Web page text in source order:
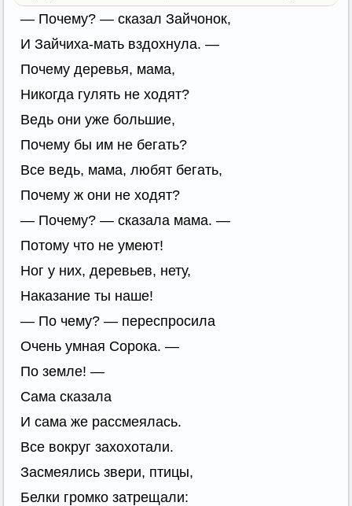
— Почему? — сказал Зайчонок,
И Зайчиха-мать вздохнула. —
Почему деревья, мама,
Никогда гулять не ходят?
Ведь они уже большие,
Почему бы им не бегать?
Все ведь, мама, любят бегать,
Почему ж они не ходят?
— Почему? — сказала мама. —
Потому что не умеют!
Ног у них, деревьев, нету,
Наказание ты наше!
— По чему? — переспросила
Очень умная Сорока. —
По земле! —
Сама сказала
И сама же рассмеялась.
Все вокруг захохотали.
Засмеялись звери, птицы,
Белки громко затрещали: